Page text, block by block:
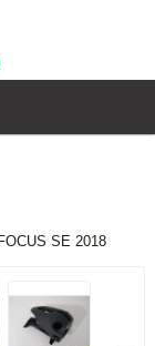
SE 2018